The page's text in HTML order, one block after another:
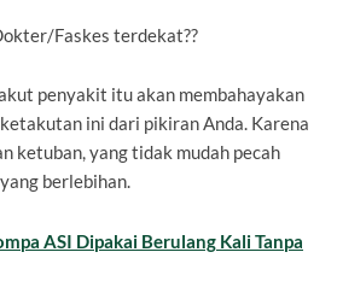
Faskes terdekat??
penyakit itu akan membahayakan
ini dari pikiran Anda. Karena
ketuban, yang tidak mudah pecah
berlebihan.
ASI Dipakai Berulang Kali Tanpa